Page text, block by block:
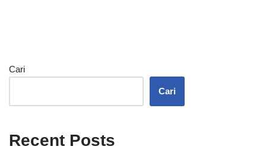
Cari
Cari
Recent Posts